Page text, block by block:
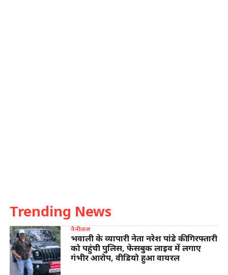
Trending News
नैनीताल
भवाली के व्यापारी नेता नरेश पांडे की गिरफ्तारी
को पहुंची पुलिस, फेसबुक लाइव में लगाए
गंभीर आरोप, वीडियो हुआ वायरल